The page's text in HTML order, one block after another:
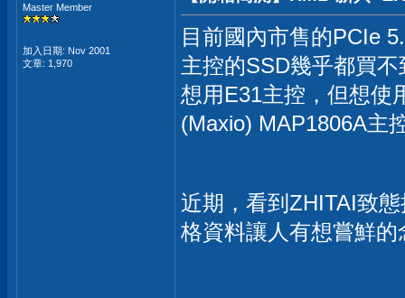
Master Member
加入日期: Nov 2001
文章: 1,970
目前國內市售的PCIe
主控的SSD幾乎都買
想用E31主控，但想使
(Maxio) MAP1806A主
近期，看到ZHITAI致
格資料讓人有想嘗鮮